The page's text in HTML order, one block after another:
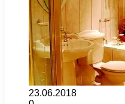
23.06.2018